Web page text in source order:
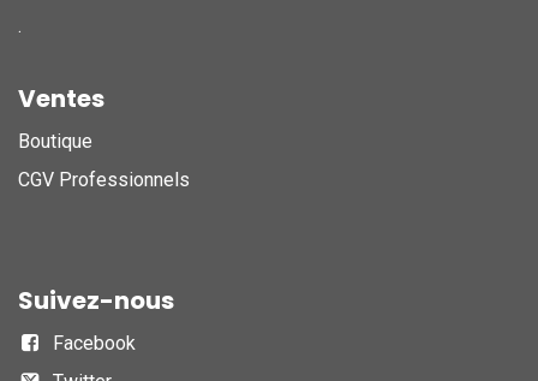
.
Ventes
Boutique
CGV Professionnels
Suivez-nous
Facebook